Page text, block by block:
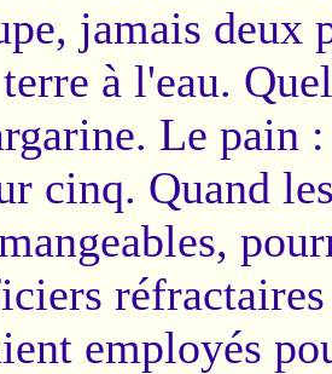
jamais deux
à l'eau.
Le pain
cinq. Quand
employés